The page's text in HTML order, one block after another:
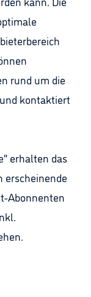
rund um die
kontaktiert
erhalten das
erscheinende
Abonnenten